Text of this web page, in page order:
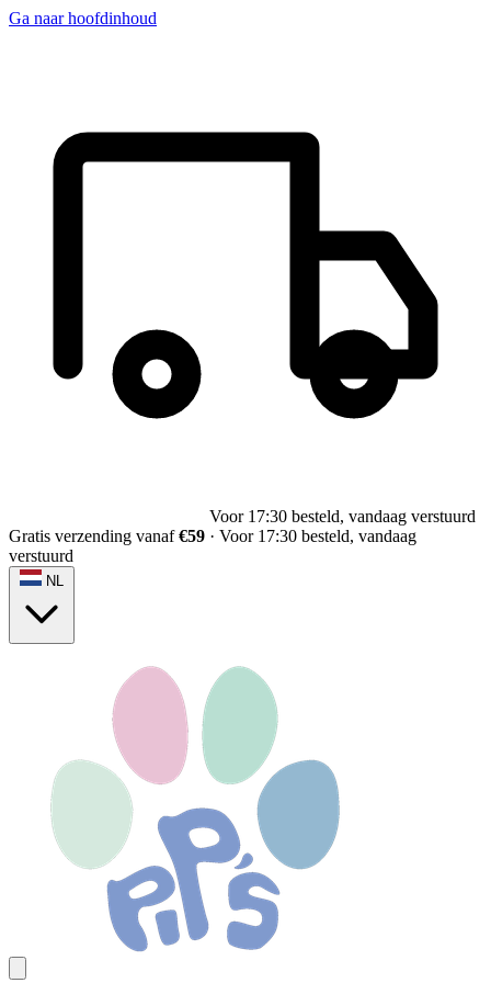
Ga naar hoofdinhoud
Voor 17:30 besteld, vandaag verstuurd
Gratis verzending vanaf€59 · Voor 17:30 besteld, vandaag
verstuurd
NL